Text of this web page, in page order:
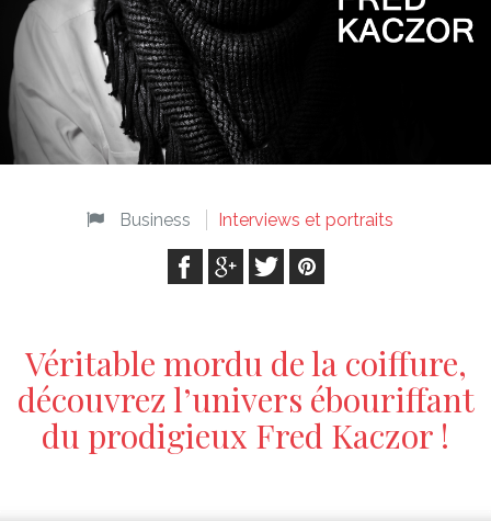
Business Interviews et portraits
Véritable mordu de la coiffure,
découvrez l’univers ébouriffant
du prodigieux Fred Kaczor !